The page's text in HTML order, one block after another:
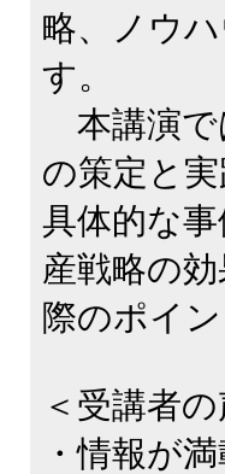
略、ノウ
す。
本講演で
の策定と
具体的な
産戦略の
際のポイ
＜受講者の
・情報が